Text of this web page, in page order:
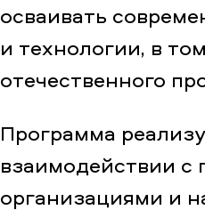
осваивать
и технологии, в
отечественного
Программа
взаимодействии
организациями и